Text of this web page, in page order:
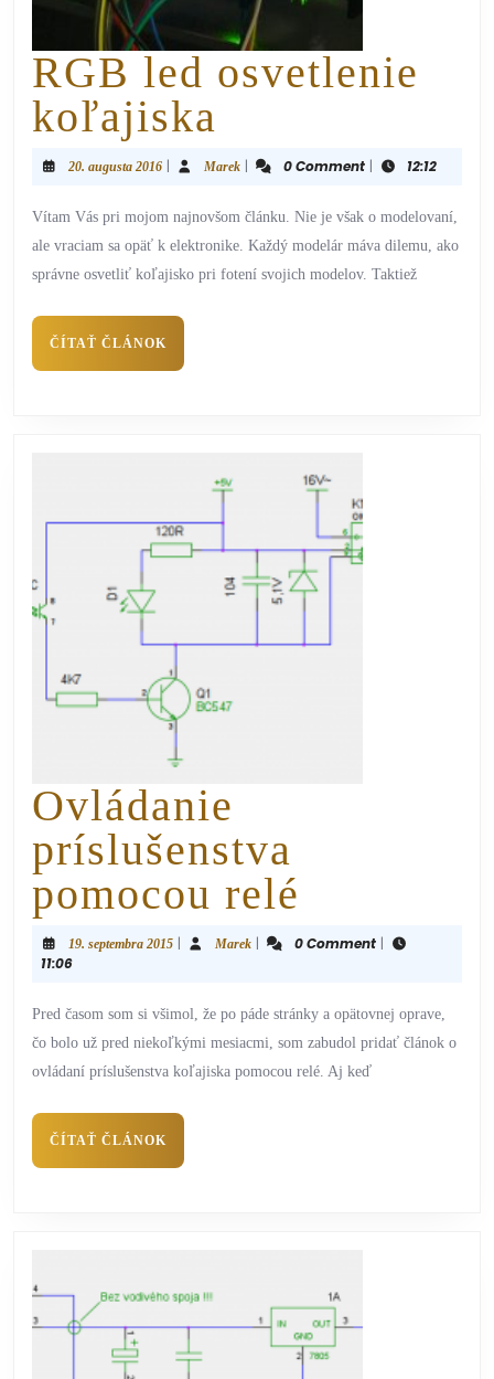
RGB led osvetlenie
koľajiska
20. augusta 2016 | Marek | 0 Comment | 12:12
Vítam Vás pri mojom najnovšom článku. Nie je však o modelovaní,
ale vraciam sa opäť k elektronike. Každý modelár máva dilemu, ako
správne osvetliť koľajisko pri fotení svojich modelov. Taktiež
ČÍTAŤ ČLÁNOK
Ovládanie
príslušenstva
pomocou relé
19. septembra 2015 | Marek | 0 Comment |
11:06
Pred časom som si všimol, že po páde stránky a opätovnej oprave,
čo bolo už pred niekoľkými mesiacmi, som zabudol pridať článok o
ovládaní príslušenstva koľajiska pomocou relé. Aj keď
ČÍTAŤ ČLÁNOK